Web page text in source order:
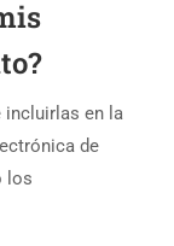
incluirlas en la
de
los